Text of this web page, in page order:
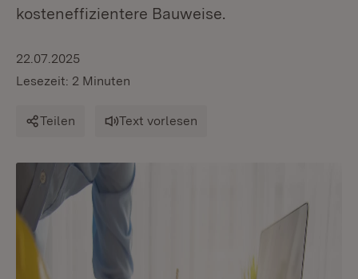
kosteneffizientere Bauweise.
22.07.2025
Lesezeit: 2 Minuten
Teilen Text vorlesen